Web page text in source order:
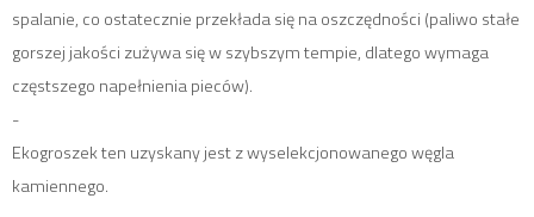
spalanie, co ostatecznie przekłada się na oszczędności (paliwo stałe
gorszej jakości zużywa się w szybszym tempie, dlatego wymaga
częstszego napełnienia pieców).
-
Ekogroszek ten uzyskany jest z wyselekcjonowanego węgla
kamiennego.